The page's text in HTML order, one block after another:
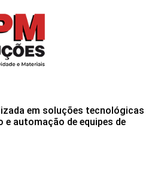
em soluções tecnológicas
automação de equipes de